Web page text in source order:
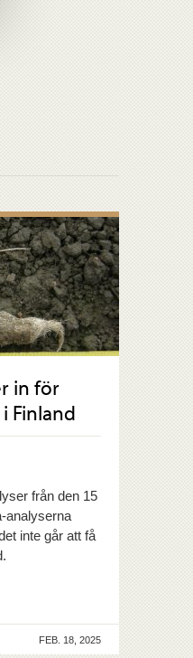
in för
Finland
från den 15
analyserna
inte går att få
FEB. 18, 2025